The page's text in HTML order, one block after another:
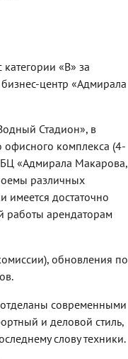
«В» за
центр «Адмирала
Стадион», в
офисного комплекса (4-
БЦ «Адмирала Макарова,
различных
имеется достаточно
работы арендаторам
обновления по
современными
и деловой стиль,
слову техники.